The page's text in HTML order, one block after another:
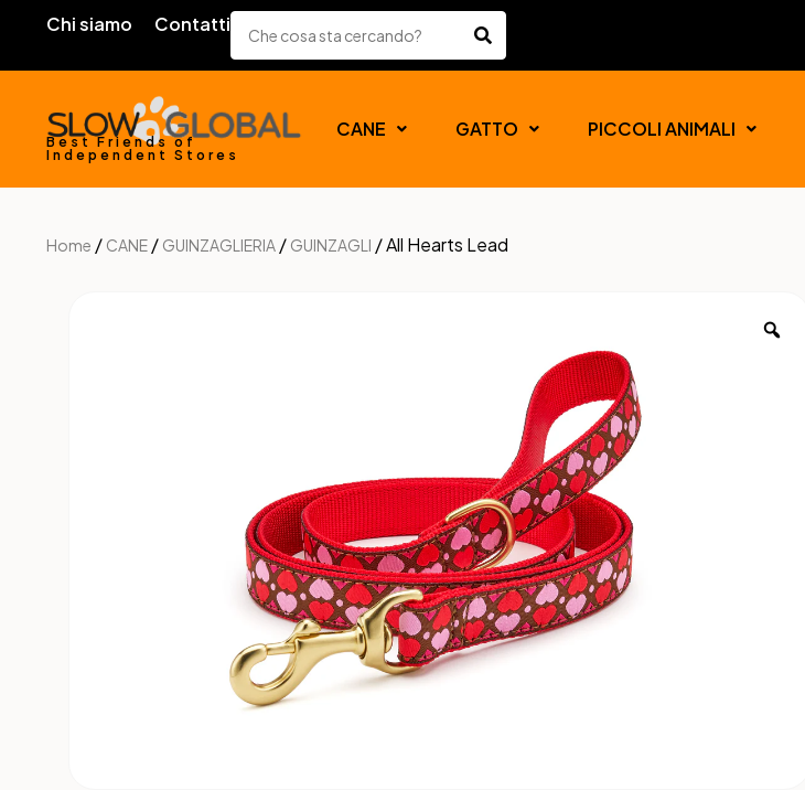
Chi siamo Contatti
Best Friends of
Independent Stores
CANE GATTO PICCOLI ANIMALI
Home / CANE / GUINZAGLIERIA / GUINZAGLI / All Hearts Lead